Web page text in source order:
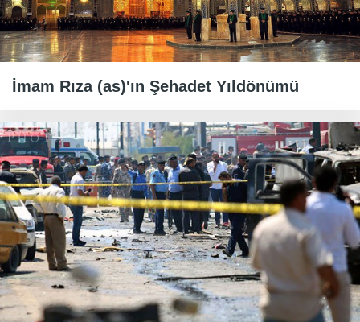
İmam Rıza (as)'ın Şehadet Yıldönümü